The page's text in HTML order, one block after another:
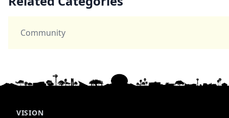
Community
VISION